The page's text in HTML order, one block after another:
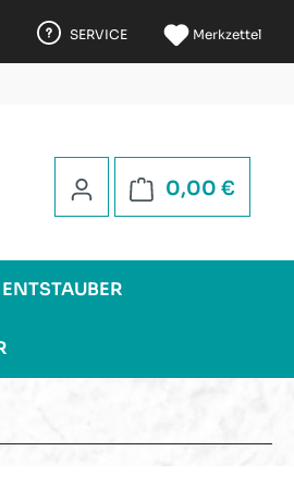
SERVICE Merkzettel
0,00 €